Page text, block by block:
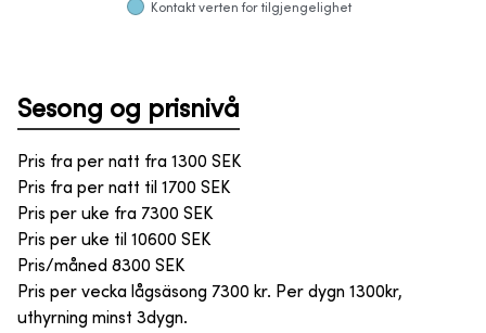
Kontakt verten for tilgjengelighet
Sesong og prisnivå
Pris fra per natt fra 1300 SEK
Pris fra per natt til 1700 SEK
Pris per uke fra 7300 SEK
Pris per uke til 10600 SEK
Pris/måned 8300 SEK
Pris per vecka lågsäsong 7300 kr. Per dygn 1300kr,
uthyrning minst 3dygn.